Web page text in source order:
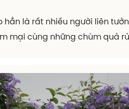
hẳn là rất nhiều người liên
mại cùng những chùm quả
quả ngon ngọt, giàu dinh
hạnh phúc, con cháu sum